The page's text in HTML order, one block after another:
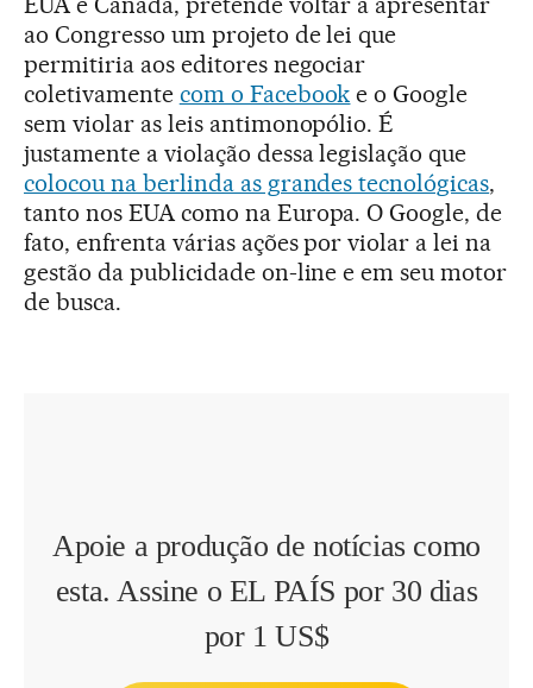
ao Congresso um projeto de lei que
permitiria aos editores negociar
coletivamente com o Facebook e o Google
sem violar as leis antimonopólio. É
justamente a violação dessa legislação que
colocou na berlinda as grandes tecnológicas,
tanto nos EUA como na Europa. O Google, de
fato, enfrenta várias ações por violar a lei na
gestão da publicidade on-line e em seu motor
de busca.
Apoie a produção de notícias como
esta. Assine o EL PAÍS por 30 dias
por 1 US$